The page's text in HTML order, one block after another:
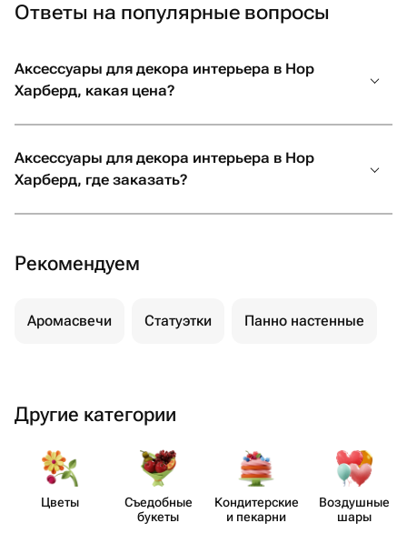
Ответы на популярные вопросы
Аксессуары для декора интерьера в Нор
Харберд, какая цена?
Аксессуары для декора интерьера в Нор
Харберд, где заказать?
Рекомендуем
Аромасвечи Статуэтки Панно настенные
Другие категории
Цветы
Съедобные
букеты
Кондит​ерские
и пекарни
Воздушные
шары